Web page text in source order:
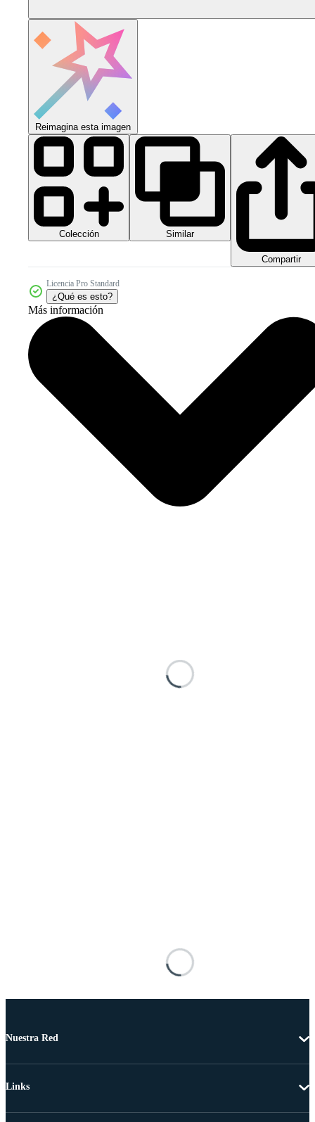
Reimagina esta imagen
Colección Similar
Compartir
Licencia Pro Standard
¿Qué es esto?
Más información
Nuestra Red
Links